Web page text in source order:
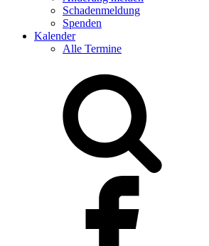
Schadenmeldung
Spenden
Kalender
Alle Termine